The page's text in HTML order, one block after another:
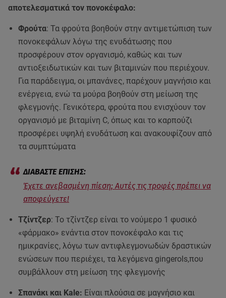
αποτελεσματικά τον πονοκέφαλο:
Φρούτα: Τα φρούτα βοηθούν στην αντιμετώπιση των
πονοκεφάλων λόγω της ενυδάτωσης που
προσφέρουν στον οργανισμό, καθώς και των
αντιοξειδωτικών και των βιταμινών που περιέχουν.
Για παράδειγμα, οι μπανάνες, παρέχουν μαγνήσιο και
ενέργεια, ενώ τα μούρα βοηθούν στη μείωση της
φλεγμονής. Γενικότερα, φρούτα που ενισχύουν τον
οργανισμό με βιταμίνη C, όπως και το καρπούζι
προσφέρει υψηλή ενυδάτωση και ανακουφίζουν από
τα συμπτώματα
Έχετε ανεβασμένη πίεση; Αυτές τις τροφές πρέπει να
αποφεύγετε!
Τζίντζερ: Το τζίντζερ είναι το νούμερο 1 φυσικό
«φάρμακο» ενάντια στον πονοκέφαλο και τις
ημικρανίες, λόγω των αντιφλεγμονωδών δραστικών
ενώσεων που περιέχει, τα λεγόμενα gingerols,που
συμβάλλουν στη μείωση της φλεγμονής
Σπανάκι και Kale: Είναι πλούσια σε μαγνήσιο και